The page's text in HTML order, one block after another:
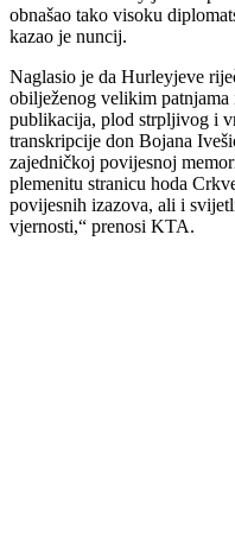
obnašao tako visoku
kazao je nuncij.
Naglasio je da Hurleyjeve
obilježenog velikim
publikacija, plod strpljivog i
transkripcije don Bojana
zajedničkoj povijesnoj
plemenitu stranicu hoda
povijesnih izazova, ali i
vjernosti,“ prenosi KTA.